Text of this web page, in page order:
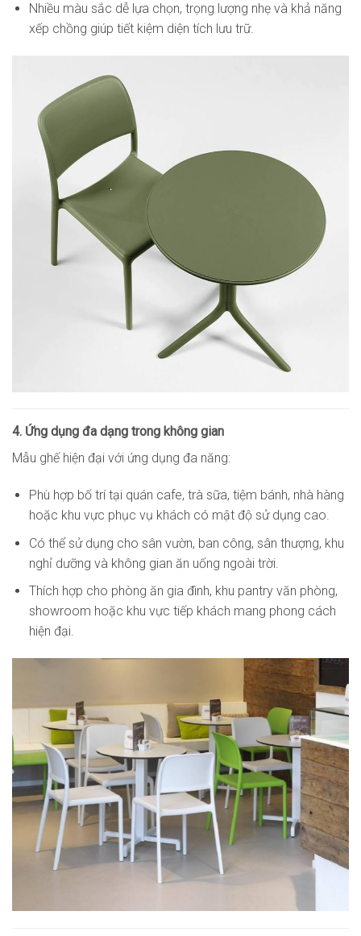
Nhiều màu sắc dễ lựa chọn, trọng lượng nhẹ và khả năng
xếp chồng giúp tiết kiệm diện tích lưu trữ.
4. Ứng dụng đa dạng trong không gian
Mẫu ghế hiện đại với ứng dụng đa năng:
Phù hợp bố trí tại quán cafe, trà sữa, tiệm bánh, nhà hàng
hoặc khu vực phục vụ khách có mật độ sử dụng cao.
Có thể sử dụng cho sân vườn, ban công, sân thượng, khu
nghỉ dưỡng và không gian ăn uống ngoài trời.
Thích hợp cho phòng ăn gia đình, khu pantry văn phòng,
showroom hoặc khu vực tiếp khách mang phong cách
hiện đại.